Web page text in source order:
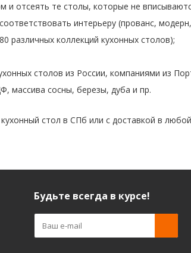
отсеять те столы, которые не
интерьеру (прованс, модерн,
различных коллекций кухонных столов);
столов из России, компаниями из
массива сосны, березы, дуба и пр.
стол в СПб или с доставкой в
Будьте всегда в курсе!